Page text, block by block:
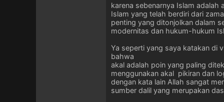
karena sebenarnya Islam
Islam yang telah berdiri dari
penting yang ditonjolkan dalam
modernitas dan hukum-hukum
Ya seperti yang saya katakan
bahwa
akal adalah poin yang paling
menggunakan akal pikiran dan
dengan kata lain Allah sangat
sumber dalil yang merupakan